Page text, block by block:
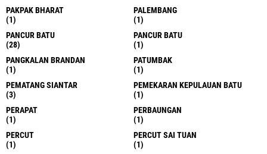
PAKPAK BHARAT
(1)
PALEMBANG
(1)
PANCUR BATU
(28)
PANCUR BATU
(1)
PANGKALAN BRANDAN
(1)
PATUMBAK
(1)
PEMATANG SIANTAR
(3)
PEMEKARAN KEPULAUAN BATU
(1)
PERAPAT
(1)
PERBAUNGAN
(1)
PERCUT
(1)
PERCUT SAI TUAN
(1)